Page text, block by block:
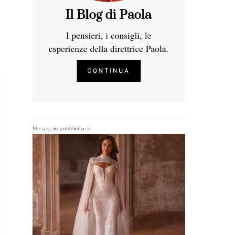
Il Blog di Paola
I pensieri, i consigli, le
esperienze della direttrice Paola.
CONTINUA
Messaggio pubblicitario